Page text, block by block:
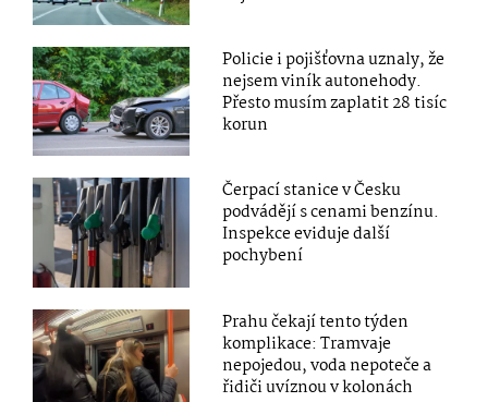
Policie i pojišťovna uznaly, že
nejsem viník autonehody.
Přesto musím zaplatit 28 tisíc
korun
Čerpací stanice v Česku
podvádějí s cenami benzínu.
Inspekce eviduje další
pochybení
Prahu čekají tento týden
komplikace: Tramvaje
nepojedou, voda nepoteče a
řidiči uvíznou v kolonách